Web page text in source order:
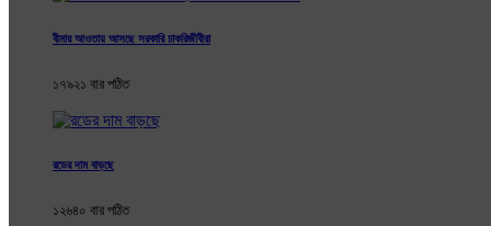
বীমার আওতায় আসছে সরকারি চাকরিজীবীরা
১৭৯২১ বার পঠিত
রডের দাম বাড়ছে
১২৬৪০ বার পঠিত